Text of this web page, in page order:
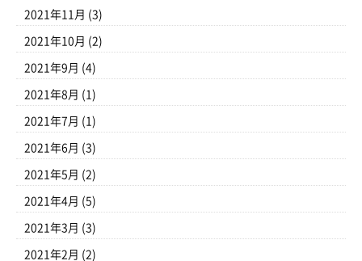
2021年11月 (3)
2021年10月 (2)
2021年9月 (4)
2021年8月 (1)
2021年7月 (1)
2021年6月 (3)
2021年5月 (2)
2021年4月 (5)
2021年3月 (3)
2021年2月 (2)